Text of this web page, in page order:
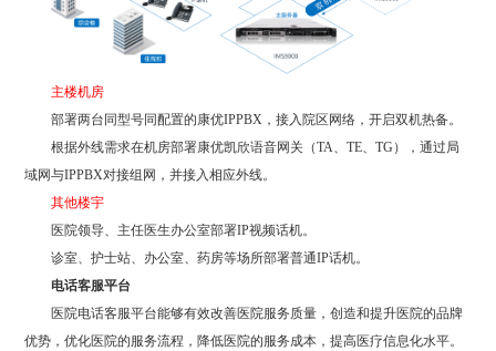
主楼机房
部署两台同型号同配置的康优IPPBX，接入院区网络，开启双机热备。
根据外线需求在机房部署康优凯欣语音网关（TA、TE、TG），通过局
域网与IPPBX对接组网，并接入相应外线。
其他楼宇
医院领导、主任医生办公室部署IP视频话机。
诊室、护士站、办公室、药房等场所部署普通IP话机。
电话客服平台
医院电话客服平台能够有效改善医院服务质量，创造和提升医院的品牌
优势，优化医院的服务流程，降低医院的服务成本，提高医疗信息化水平。